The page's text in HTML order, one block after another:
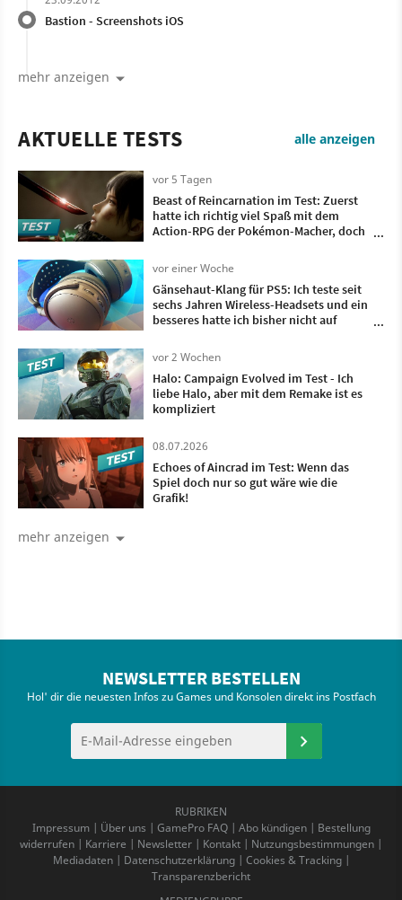
Bastion - Screenshots iOS
mehr anzeigen
AKTUELLE TESTS alle anzeigen
vor 5 Tagen
Beast of Reincarnation im Test: Zuerst
hatte ich richtig viel Spaß mit dem
Action-RPG der Pokémon-Macher, doch
vorbei ist
vor einer Woche
Gänsehaut-Klang für PS5: Ich teste seit
sechs Jahren Wireless-Headsets und ein
besseres hatte ich bisher nicht auf
vor 2 Wochen
Halo: Campaign Evolved im Test - Ich
liebe Halo, aber mit dem Remake ist es
kompliziert
08.07.2026
Echoes of Aincrad im Test: Wenn das
Spiel doch nur so gut wäre wie die
Grafik!
mehr anzeigen
NEWSLETTER BESTELLEN
Hol' dir die neuesten Infos zu Games und Konsolen direkt ins Postfach
RUBRIKEN
Impressum| Über uns | GamePro FAQ| Abo kündigen| Bestellung
widerrufen | Karriere | Newsletter | Kontakt | Nutzungsbestimmungen |
Mediadaten| Datenschutzerklärung| Cookies & Tracking|
Transparenzbericht